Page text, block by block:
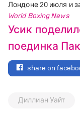
Лондоне 20 июля и
World Boxing News
Усик
поединка
share on
Диллиан Уайт